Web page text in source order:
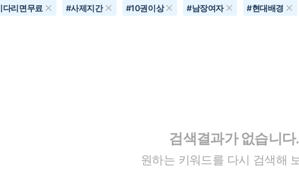
다리면무료 #사제지간 #10권이상 #남장여자 #현대배경
검색결과가 없습니다.
원하는 키워드를 다시 검색해